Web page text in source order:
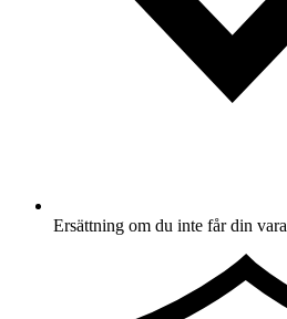
Ersättning om du inte får din vara